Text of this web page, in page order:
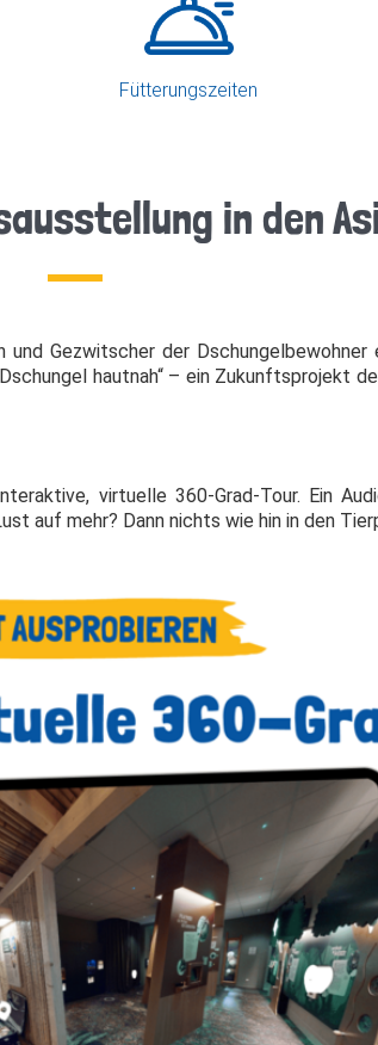
Fütterungszeiten
in den
Gezwitscher der
hautnah“ – ein Zukunftsprojekt
virtuelle 360-Grad-Tour. Ein
auf mehr? Dann nichts wie hin in den